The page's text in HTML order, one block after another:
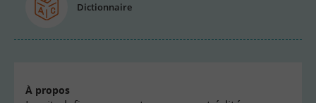
Dictionnaire
À propos